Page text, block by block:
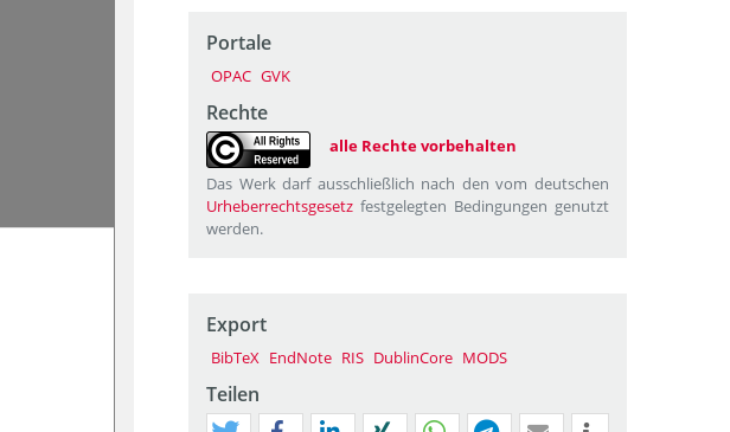
Portale
OPAC GVK
Rechte
alle Rechte vorbehalten
Das Werk darf ausschließlich nach den vom deutschen
Urheberrechtsgesetz festgelegten Bedingungen genutzt
werden.
Export
BibTeX EndNote RIS DublinCore MODS
Teilen